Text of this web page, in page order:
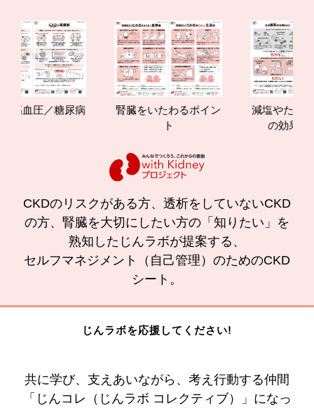
／糖尿病
腎臓をいたわるポイン
減塩やたんぱく質
の効果と重要性
CKDのリスクがある方、透析をしていないCKD
の方、腎臓を大切にしたい方の「知りたい」を
熟知したじんラボが提案する、
セルフマネジメント（自己管理）のためのCKD
シート。
じんラボを応援してください!
共に学び、支えあいながら、考え行動する仲間
「じんコレ（じんラボ コレクティブ）」になっ